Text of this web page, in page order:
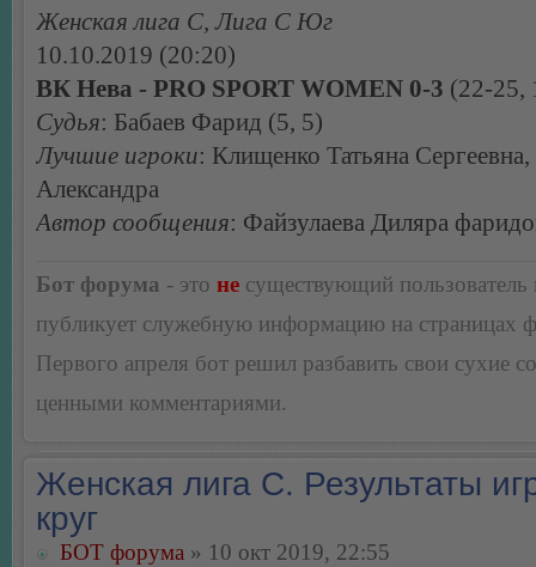
Женская лига С, Лига С Юг
10.10.2019 (20:20)
ВК Нева - PRO SPORT WOMEN 0-3 (22-25,
Судья: Бабаев Фарид (5, 5)
Лучшие игроки: Клищенко Татьяна Сергеевна,
Александра
Автор сообщения: Файзулаева Диляра
Бот форума - это не существующий пользователь
публикует служебную информацию на страницах
Первого апреля бот решил разбавить свои сухие
ценными комментариями.
Женская лига С. Результаты
круг
БОТ форума » 10 окт 2019, 22:55